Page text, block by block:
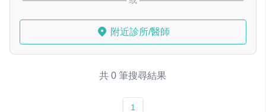
附近診所/醫師
共 0 筆搜尋結果
1